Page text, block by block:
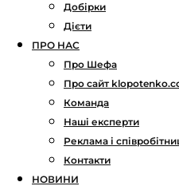
Добірки
Дієти
ПРО НАС
Про Шефа
Про сайт
Команда
Наші експерти
Реклама і
Контакти
НОВИНИ